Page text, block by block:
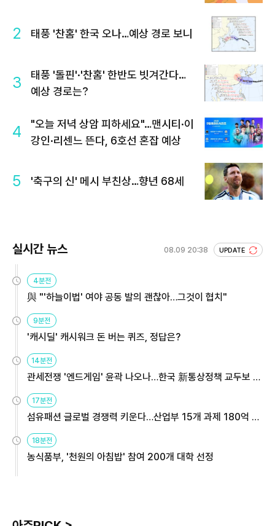
2 태풍 '찬홈' 한국 오나…예상 경로 보니
3
태풍 '돌핀'·'찬홈' 한반도 빗겨간다…
예상 경로는?
4
"오늘 저녁 상암 피하세요"…맨시티·이
강인·리센느 뜬다, 6호선 혼잡 예상
5 '축구의 신' 메시 부친상…향년 68세
실시간 뉴스 08.09 20:38 UPDATE
4분전
與 "'하늘이법' 여야 공동 발의 괜찮아…그것이 협치"
9분전
'캐시딜' 캐시워크 돈 버는 퀴즈, 정답은?
14분전
관세전쟁 '엔드게임' 윤곽 나오나…한국 新통상정책 교두보 활
용해야
17분전
섬유패션 글로벌 경쟁력 키운다…산업부 15개 과제 180억 지
원
18분전
농식품부, '천원의 아침밥' 참여 200개 대학 선정